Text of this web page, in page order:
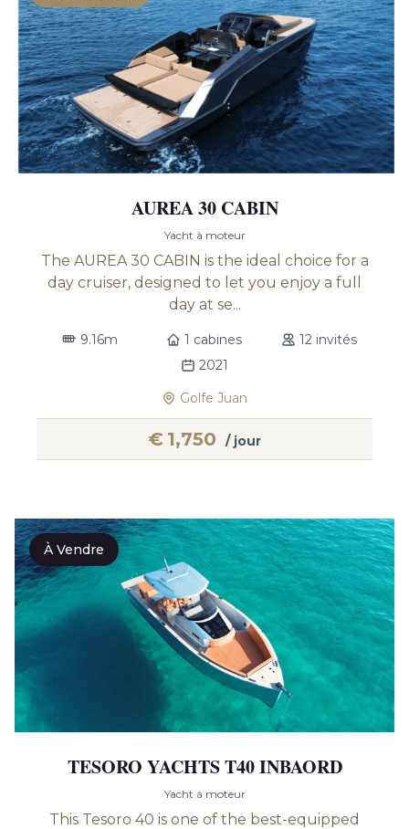
AUREA 30 CABIN
Yacht à moteur
The AUREA 30 CABIN is the ideal choice for a
day cruiser, designed to let you enjoy a full
day at se...
9.16m 1 cabines
12 invités
2021
Golfe Juan
€ 1,750 / jour
À Vendre
TESORO YACHTS T40 INBAORD
Yacht à moteur
This Tesoro 40 is one of the best-equipped